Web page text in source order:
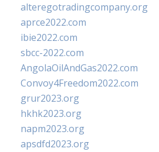
alteregotradingcompany.org
aprce2022.com
ibie2022.com
sbcc-2022.com
AngolaOilAndGas2022.com
Convoy4Freedom2022.com
grur2023.org
hkhk2023.org
napm2023.org
apsdfd2023.org